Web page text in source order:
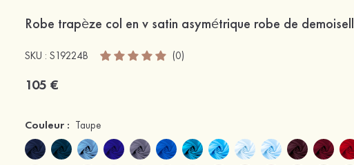
Robe trapèze col en v satin asymétrique robe de
SKU : S19224B (0)
105 €
Couleur : Taupe